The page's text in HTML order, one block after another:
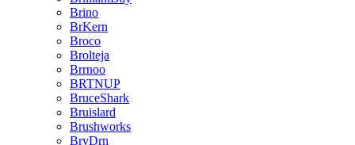
Brino
BrKern
Broco
Brolteja
Brrnoo
BRTNUP
BruceShark
Bruislard
Brushworks
BrvDrn